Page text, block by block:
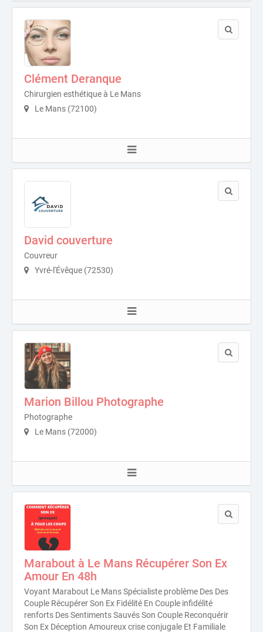
Clément Deranque
Chirurgien esthétique à Le Mans
Le Mans (72100)
David couverture
Couvreur
Yvré-l'Évêque (72530)
Marion Billou Photographe
Photographe
Le Mans (72000)
Marabout à Le Mans Récupérer Son Ex
Amour En 48h
Voyant Marabout Le Mans Spécialiste problème Des Des
Couple Récupérer Son Ex Fidélité En Couple infidélité
renforts Des Sentiments Sauvés Son Couple Reconquérir
Son Ex Déception Amoureux crise conjugale Et Familiale